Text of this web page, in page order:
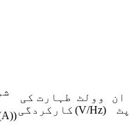
طہارت کی
کارکردگی
وولٹ
(V/Hz)
ان